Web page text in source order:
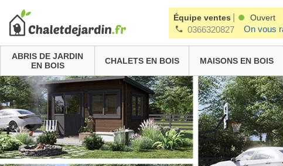
Équipe ventes Ouvert
0366320827 On vous
ABRIS DE JARDIN
EN BOIS
CHALETS EN BOIS MAISONS EN BOIS